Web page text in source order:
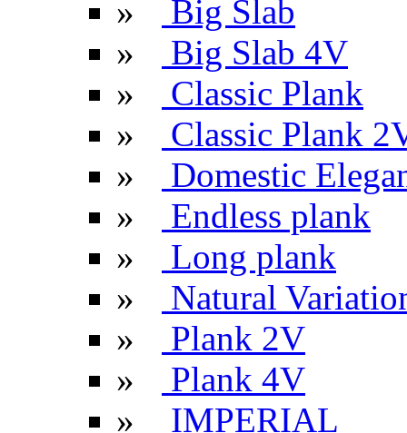
»
Big Slab
»
Big Slab 4V
»
Classic Plank
»
Classic Plank
»
Domestic
»
Endless plank
»
Long plank
»
Natural
»
Plank 2V
»
Plank 4V
»
IMPERIAL